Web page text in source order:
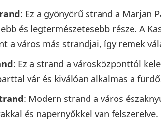
: Ez a gyönyörű strand a Marjan
és legtermészetesebb része. A
a város más strandjai, így remek
: Ez a strand a városközponttól
vár és kiválóan alkalmas a
: Modern strand a város
és napernyőkkel van felszerelve.